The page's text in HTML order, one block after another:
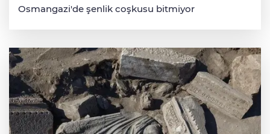
Osmangazi'de şenlik coşkusu bitmiyor